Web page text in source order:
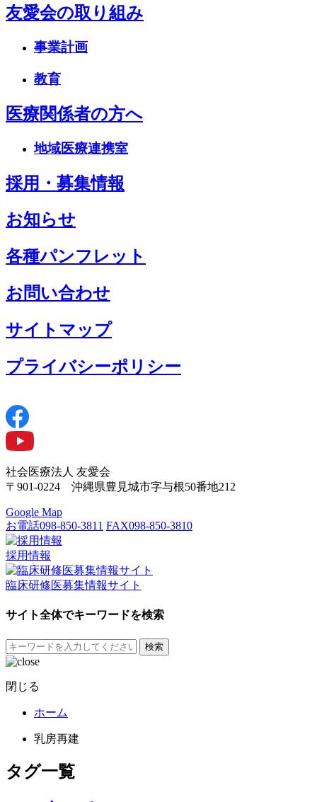
友愛会の取り組み
事業計画
教育
医療関係者の方へ
地域医療連携室
採用・募集情報
お知らせ
各種パンフレット
お問い合わせ
サイトマップ
プライバシーポリシー
社会医療法人 友愛会
〒901-0224 沖縄県豊見城市字与根50番地212
Google Map
お電話098-850-3811 FAX098-850-3810
採用情報
臨床研修医募集情報サイト
サイト全体でキーワードを検索
検索
閉じる
ホーム
乳房再建
タグ一覧